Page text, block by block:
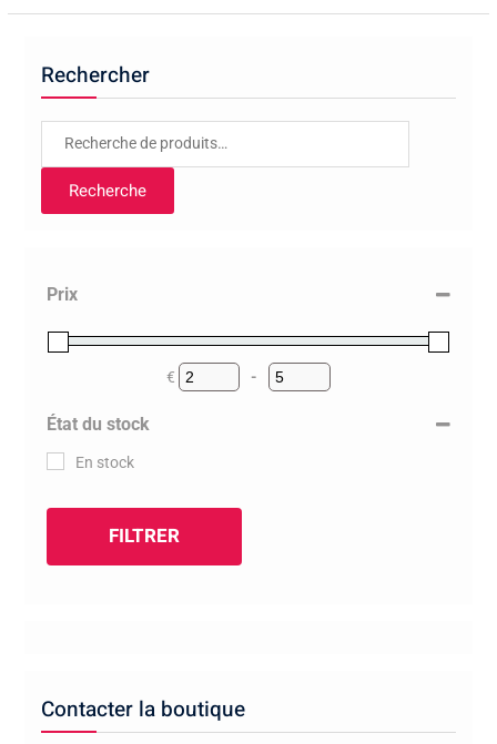
Rechercher
Recherche
Recherche
Prix
€
Minimum Price
-
Maximum Price
État du stock
En stock
FILTRER
Contacter la boutique